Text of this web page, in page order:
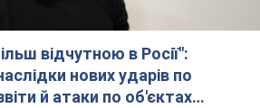
відчутною в Росії":
нових ударів по
й атаки по об'єктах